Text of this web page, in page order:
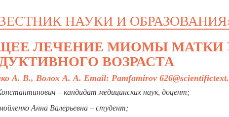
НАУКИ И
ЛЕЧЕНИЕ МИОМЫ МАТКИ
ВОЗРАСТА
А. В., Волох А. А. Email: Pamfamirov
– кандидат медицинских наук, доцент;
Анна Валерьевна – студент;